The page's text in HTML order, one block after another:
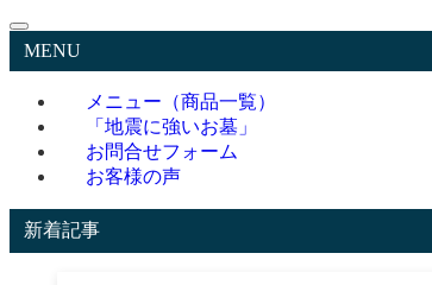
MENU
メニュー（商品一覧）
「地震に強いお墓」
お問合せフォーム
お客様の声
新着記事